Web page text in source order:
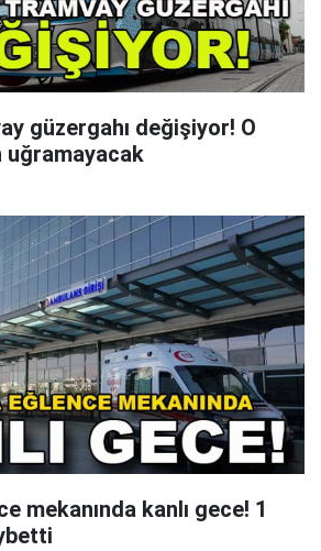
güzergahı değişiyor! O
uğramayacak
mekanında kanlı gece! 1